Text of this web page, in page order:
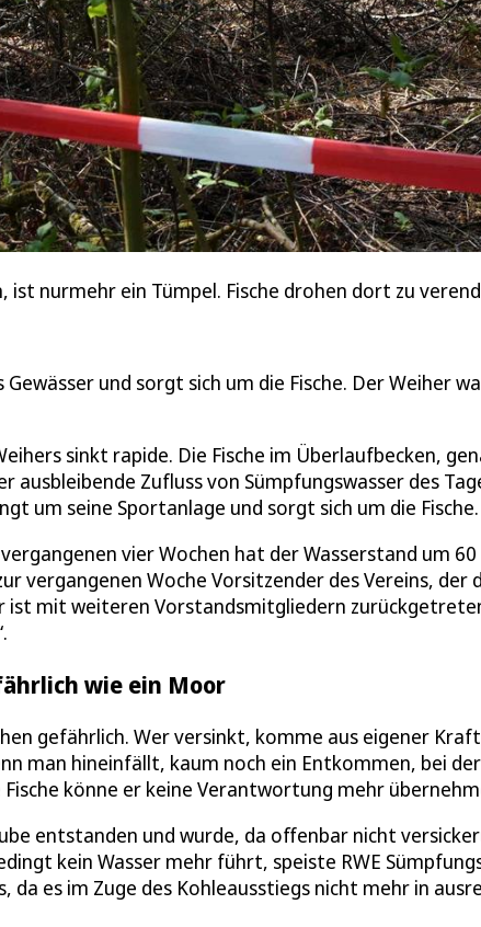
ist nurmehr ein Tümpel. Fische drohen dort zu
und sorgt sich um die Fische. Der Weiher
sinkt rapide. Die Fische im Überlaufbecken,
ausbleibende Zufluss von Sümpfungswasser des
um seine Sportanlage und sorgt sich um die Fische.
vier Wochen hat der Wasserstand um
vergangenen Woche Vorsitzender des Vereins, der
ist mit weiteren Vorstandsmitgliedern
wie ein Moor
gefährlich. Wer versinkt, komme aus eigener
man hineinfällt, kaum noch ein Entkommen, bei
könne er keine Verantwortung mehr
entstanden und wurde, da offenbar nicht
kein Wasser mehr führt, speiste RWE
da es im Zuge des Kohleausstiegs nicht mehr in